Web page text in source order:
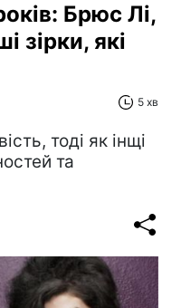
Брюс Лі,
зірки, які
5 хв
тоді як інщі
та